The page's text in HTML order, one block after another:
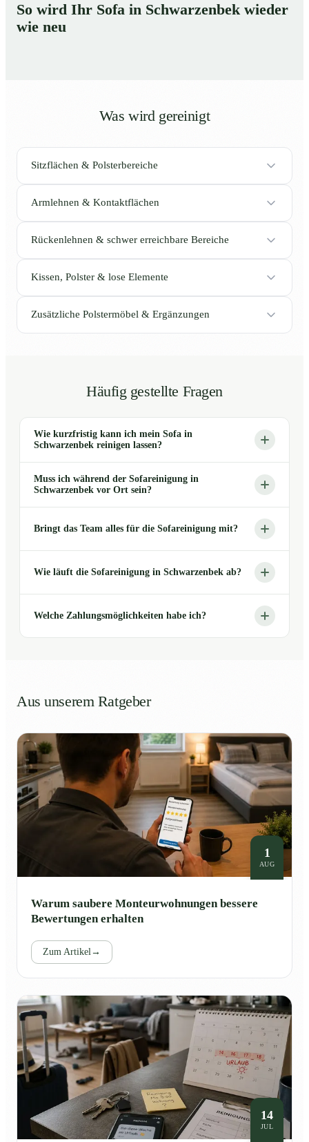
So wird Ihr Sofa in Schwarzenbek wieder
wie neu
Was wird gereinigt
Sitzflächen & Polsterbereiche
Armlehnen & Kontaktflächen
Rückenlehnen & schwer erreichbare Bereiche
Kissen, Polster & lose Elemente
Zusätzliche Polstermöbel & Ergänzungen
Häufig gestellte Fragen
Wie kurzfristig kann ich mein Sofa in
Schwarzenbek reinigen lassen?
Muss ich während der Sofareinigung in
Schwarzenbek vor Ort sein?
Bringt das Team alles für die Sofareinigung mit?
Wie läuft die Sofareinigung in Schwarzenbek ab?
Welche Zahlungsmöglichkeiten habe ich?
Aus unserem Ratgeber
1
AUG
Warum saubere Monteurwohnungen bessere
Bewertungen erhalten
Zum Artikel →
14
JUL